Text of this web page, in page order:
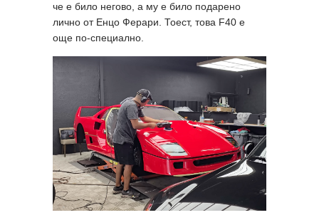
че е било негово, а му е било подарено
лично от Енцо Ферари. Тоест, това F40 е
още по-специално.